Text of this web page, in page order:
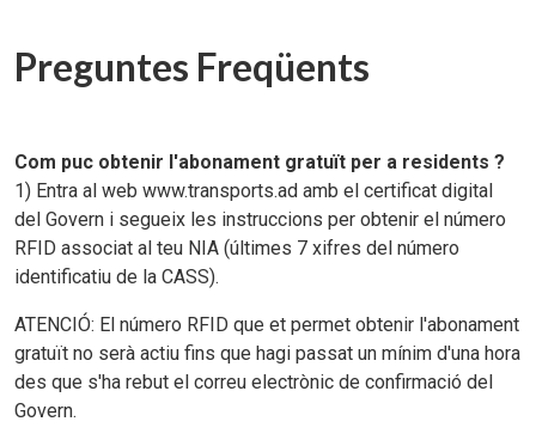
Preguntes Freqüents
Com puc obtenir l'abonament gratuït per a residents ?
1) Entra al web www.transports.ad amb el certificat digital
del Govern i segueix les instruccions per obtenir el número
RFID associat al teu NIA (últimes 7 xifres del número
identificatiu de la CASS).
ATENCIÓ: El número RFID que et permet obtenir l'abonament
gratuït no serà actiu fins que hagi passat un mínim d'una hora
des que s'ha rebut el correu electrònic de confirmació del
Govern.